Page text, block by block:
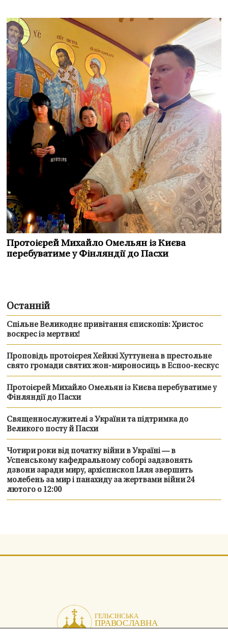
Протоієрей Михайло Омельян із Києва
перебуватиме у Фінляндії до Пасхи
Останній
Спільне Великоднє привітання єпископів: Христос
воскрес із мертвих!
Проповідь протоієрея Хейккі Хуттунена в престольне
свято громади святих жон-мироносиць в Еспоо-кескус
Протоієрей Михайло Омельян із Києва перебуватиме у
Фінляндії до Пасхи
Священнослужителі з України та підтримка до
Великого посту й Пасхи
Чотири роки від початку війни в Україні — в
Успенському кафедральному соборі задзвонять
дзвони заради миру, архієпископ Ілля звершить
молебень за мир і панахиду за жертвами війни 24
лютого о 12:00